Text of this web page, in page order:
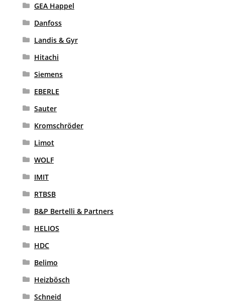
GEA Happel
Danfoss
Landis & Gyr
Hitachi
Siemens
EBERLE
Sauter
Kromschröder
Limot
WOLF
IMIT
RTBSB
B&P Bertelli & Partners
HELIOS
HDC
Belimo
Heizbösch
Schneid